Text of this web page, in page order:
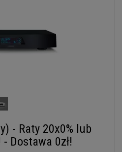
- Raty 20x0% lub
Dostawa 0zł!